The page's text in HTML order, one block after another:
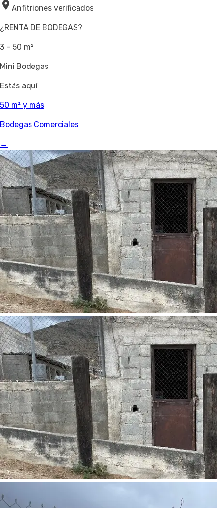
Anfitriones verificados
¿RENTA DE BODEGAS?
3 – 50 m²
Mini Bodegas
Estás aquí
50 m² y más
Bodegas Comerciales
→